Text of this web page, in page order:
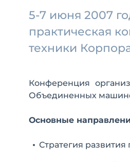
5-7 июня 2007
практическая
техники
Конференция
Объединенных
Основные
Стратегия